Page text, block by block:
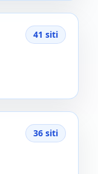
41 siti
36 siti